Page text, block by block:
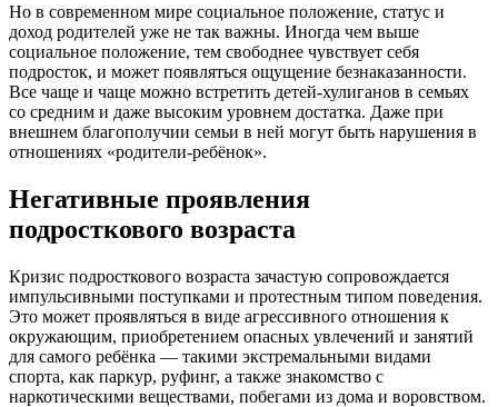
Но в современном мире социальное положение, статус и
доход родителей уже не так важны. Иногда чем выше
социальное положение, тем свободнее чувствует себя
подросток, и может появляться ощущение безнаказанности.
Все чаще и чаще можно встретить детей-хулиганов в семьях
со средним и даже высоким уровнем достатка. Даже при
внешнем благополучии семьи в ней могут быть нарушения в
отношениях «родители-ребёнок».
Негативные проявления
подросткового возраста
Кризис подросткового возраста зачастую сопровождается
импульсивными поступками и протестным типом поведения.
Это может проявляться в виде агрессивного отношения к
окружающим, приобретением опасных увлечений и занятий
для самого ребёнка — такими экстремальными видами
спорта, как паркур, руфинг, а также знакомство с
наркотическими веществами, побегами из дома и воровством.